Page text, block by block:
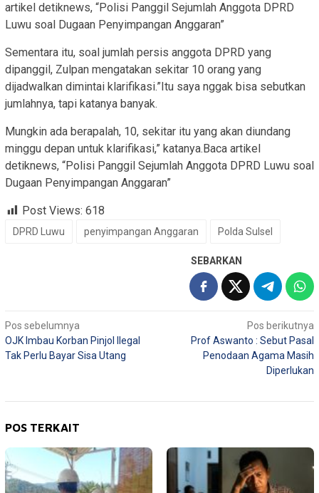
artikel detiknews, “Polisi Panggil Sejumlah Anggota DPRD
Luwu soal Dugaan Penyimpangan Anggaran”
Sementara itu, soal jumlah persis anggota DPRD yang
dipanggil, Zulpan mengatakan sekitar 10 orang yang
dijadwalkan dimintai klarifikasi.”Itu saya nggak bisa sebutkan
jumlahnya, tapi katanya banyak.
Mungkin ada berapalah, 10, sekitar itu yang akan diundang
minggu depan untuk klarifikasi,” katanya.Baca artikel
detiknews, “Polisi Panggil Sejumlah Anggota DPRD Luwu soal
Dugaan Penyimpangan Anggaran”
Post Views: 618
DPRD Luwu penyimpangan Anggaran Polda Sulsel
SEBARKAN
Navigasi
pos
Pos sebelumnya
OJK Imbau Korban Pinjol Ilegal
Tak Perlu Bayar Sisa Utang
Pos berikutnya
Prof Aswanto : Sebut Pasal
Penodaan Agama Masih
Diperlukan
POS TERKAIT